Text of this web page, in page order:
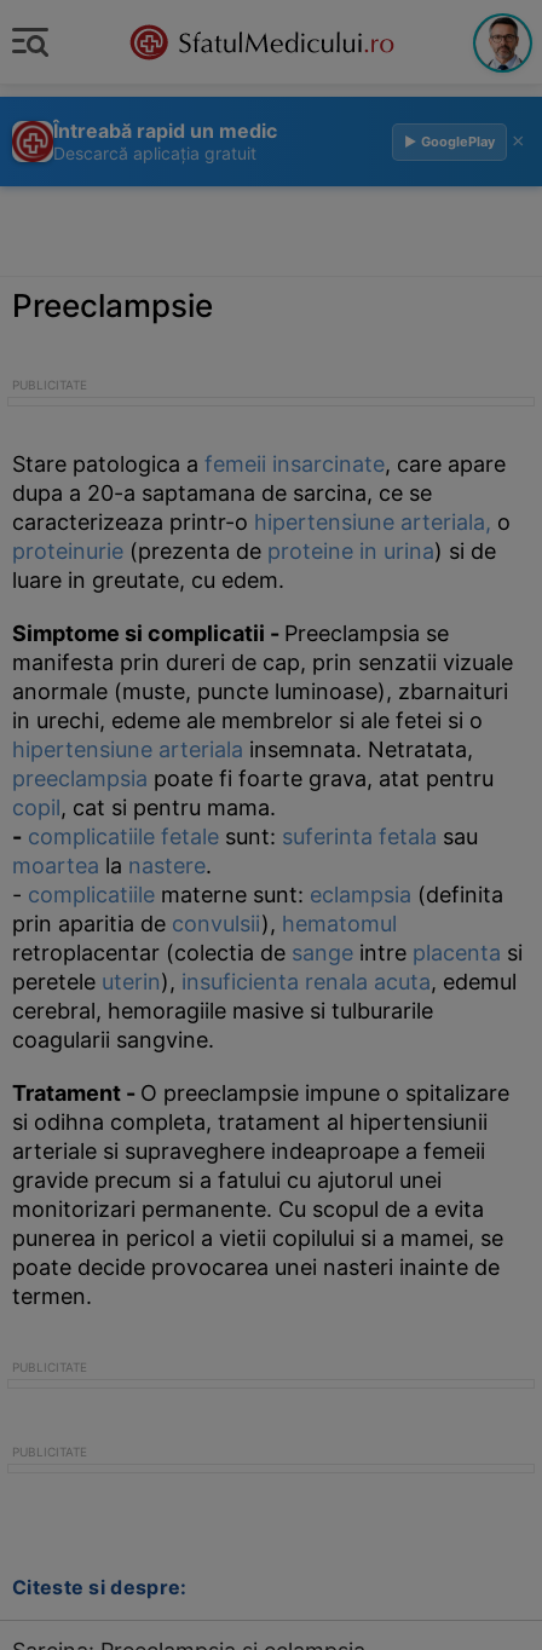
Întreabă rapid un medic
Descarcă aplicația gratuit
▶ GooglePlay ×
Preeclampsie
Stare patologica a femeii insarcinate, care apare
dupa a 20-a saptamana de sarcina, ce se
caracterizeaza printr-o hipertensiune arteriala, o
proteinurie (prezenta de proteine in urina) si de
luare in greutate, cu edem.
Simptome si complicatii - Preeclampsia se
manifesta prin dureri de cap, prin senzatii vizuale
anormale (muste, puncte luminoase), zbarnaituri
in urechi, edeme ale membrelor si ale fetei si o
hipertensiune arteriala insemnata. Netratata,
preeclampsia poate fi foarte grava, atat pentru
copil, cat si pentru mama.
- complicatiile fetale sunt: suferinta fetala sau
moartea la nastere.
- complicatiile materne sunt: eclampsia (definita
prin aparitia de convulsii), hematomul
retroplacentar (colectia de sange intre placenta si
peretele uterin), insuficienta renala acuta, edemul
cerebral, hemoragiile masive si tulburarile
coagularii sangvine.
Tratament - O preeclampsie impune o spitalizare
si odihna completa, tratament al hipertensiunii
arteriale si supraveghere indeaproape a femeii
gravide precum si a fatului cu ajutorul unei
monitorizari permanente. Cu scopul de a evita
punerea in pericol a vietii copilului si a mamei, se
poate decide provocarea unei nasteri inainte de
termen.
Citeste si despre: